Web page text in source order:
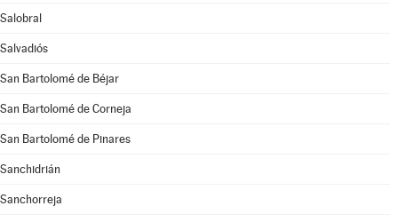
Salobral
Salvadiós
San Bartolomé de Béjar
San Bartolomé de Corneja
San Bartolomé de Pinares
Sanchidrián
Sanchorreja